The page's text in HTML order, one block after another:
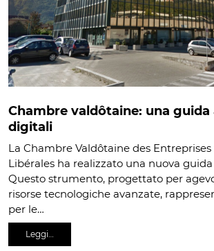
Chambre valdôtaine: una guida
digitali
La Chambre Valdôtaine des
Libérales ha realizzato una nuova
Questo strumento, progettato per
risorse tecnologiche avanzate,
per le…
Leggi…